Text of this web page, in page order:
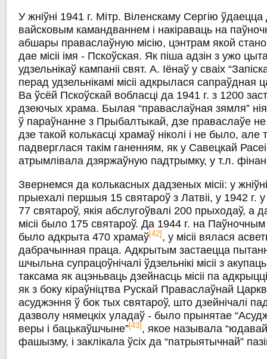
У жніўні 1941 г. Мітр. Віленскаму Сергію ўдаецца
вайсковым камандваннем і накіраваць на
абшары праваслаўную місію, цэнтрам якой
дае місіі імя - Пскоўская. Як піша адзін з ужо
удзельнікаў кампаніі свят. А. Іёнаў у сваіх
перад удзельнікамі місіі адкрылася сапраўдная
Ва ўсёй Пскоўскай вобласці да 1941 г. з 1200
дзеючых храма. Былая “праваслаўная зямля”
ў параўнанне з Прыбалтыкай, дзе праваслаўе
дзе такой колькасці храмаў ніколі і не было,
падверглася такім ганенням, як у Савецкай
атрымлівала дзяржаўную падтрымку, у т.л.
Звернемся да колькасных дадзеных місіі: у
прыехалі першыя 15 святароў з Латвіі, у 1942 г. у
77 святароў, якія абслугоўвалі 200 прыходаў, а
місіі было 175 святароў. Да 1944 г. на
было адкрыта 470 храмаў[42] , у місіі вялася
дабрачынная праца. Адкрытым застаецца
шчыльна супрацоўнічалі ўдзельнікі місіі з
таксама як ацэньваць дзейнасць місіі па
як з боку кіраўніцтва Рускай Праваслаўнай
асуджэння ў бок тых святароў, што дзейнічалі
дазволу нямецкіх уладаў - было прынятае
веры і бацькаўшчыне”[43] , якое называла
фашызму, і заклікала ўсіх да “патрыятычнай”